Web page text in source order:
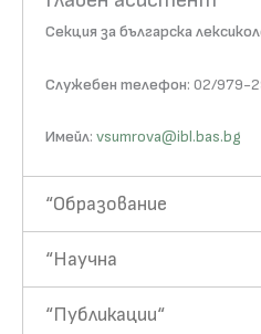
Секция за българска
Служебен телефон: 02/979-
Имейл: vsumrova@ibl.bas.bg
“Образование
“Научна
“Публикации“